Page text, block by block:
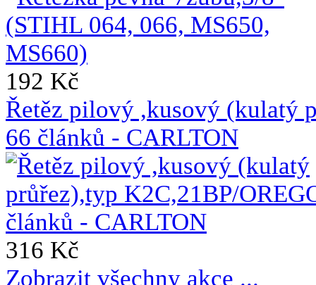
192 Kč
Řetěz pilový ,kusový (kulatý
66 článků - CARLTON
316 Kč
Zobrazit všechny akce ...